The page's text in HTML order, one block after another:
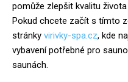
pomůže zlepšit kvalitu
Pokud chcete začít s tímto
stránky virivky-spa.cz, kde
vybavení potřebné pro
saunách.